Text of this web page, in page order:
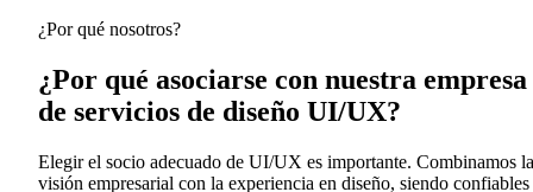
¿Por qué nosotros?
¿Por qué asociarse con nuestra empresa
de servicios de diseño UI/UX?
Elegir el socio adecuado de UI/UX es importante. Combinamos la
visión empresarial con la experiencia en diseño, siendo confiables